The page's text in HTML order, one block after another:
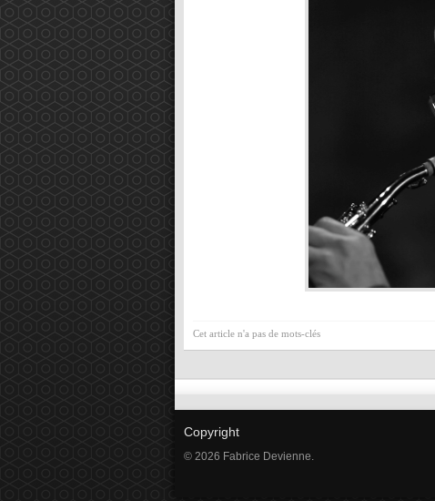
Cet article n'a pas de mots-clés
Copyright
© 2026 Fabrice Devienne.